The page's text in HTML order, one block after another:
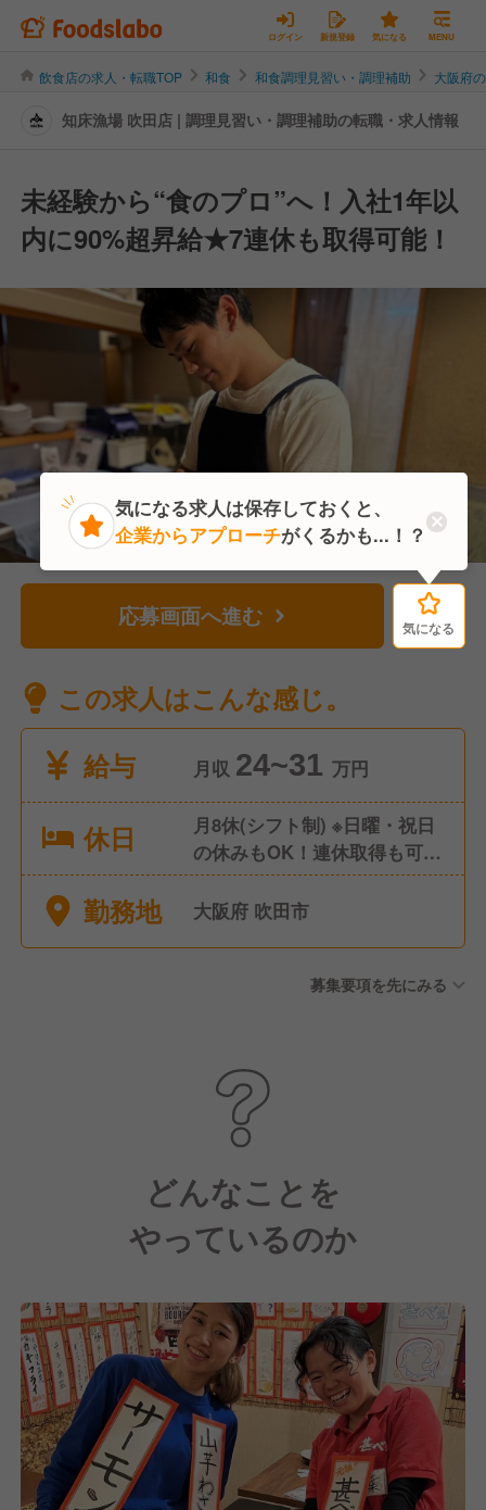
ログイン 新規登録 気になる MENU
飲食店の求人・転職TOP 和食 和食調理見習い・調理補助 大阪府
知床漁場 吹田店 | 調理見習い・調理補助の転職・求人情報
未経験から“食のプロ”へ！入社1年以
内に90%超昇給★7連休も取得可能！
応募画面へ進む 気になる
この求人はこんな感じ。
給与
月収 24~31 万円
休日
月8休(シフト制) ※日曜・祝日
の休みもOK！連休取得も可能
他、夏期・冬期休暇、年末年
始休暇、 育休・産休取得実績
連休が取得可能！ ※有給休暇
※全社員に徹底しています
勤務地 大阪府 吹田市
募集要項を先にみる
どんなことを
やっているのか
気になる
気になる求人は保存しておくと、
企業からアプローチがくるかも...！？